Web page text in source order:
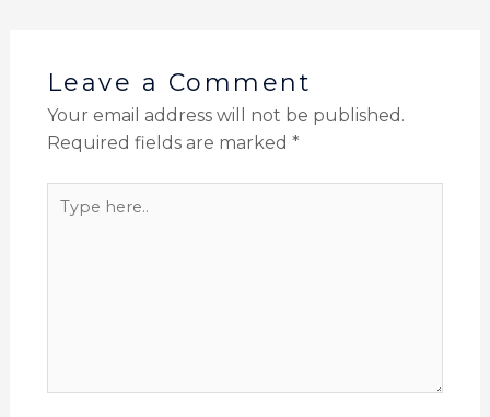
Leave a Comment
Your email address will not be published.
Required fields are marked *
Type